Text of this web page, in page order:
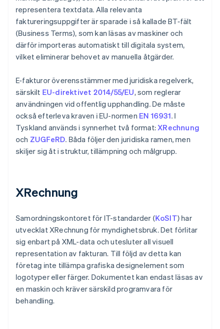
representera textdata. Alla relevanta
faktureringsuppgifter är sparade i så kallade BT-fält
(Business Terms), som kan läsas av maskiner och
därför importeras automatiskt till digitala system,
vilket eliminerar behovet av manuella åtgärder.
E-fakturor överensstämmer med juridiska regelverk,
särskilt EU-direktivet 2014/55/EU, som reglerar
användningen vid offentlig upphandling. De måste
också efterleva kraven i EU-normen EN 16931. I
Tyskland används i synnerhet två format:XRechnung
och ZUGFeRD. Båda följer den juridiska ramen, men
skiljer sig åt i struktur, tillämpning och målgrupp.
XRechnung
Samordningskontoret för IT-standarder (KoSIT) har
utvecklat XRechnung för myndighetsbruk. Det förlitar
sig enbart på XML-data och utesluter all visuell
representation av fakturan. Till följd av detta kan
företag inte tillämpa grafiska designelement som
logotyper eller färger. Dokumentet kan endast läsas av
en maskin och kräver särskild programvara för
behandling.